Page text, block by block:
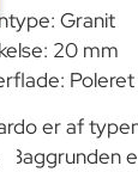
Granit
20 mm
Poleret
er af
Baggrunden